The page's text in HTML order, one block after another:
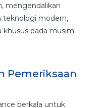
mengendalikan
teknologi modern,
khusus pada musim
Pemeriksaan
berkala untuk